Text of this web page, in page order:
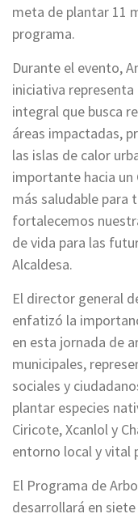
meta de plantar 11
programa.
Durante el evento,
iniciativa
integral que busca
áreas impactadas,
las islas de calor
importante hacia un
más saludable para
fortalecemos
de vida para las
Alcaldesa.
El director general
enfatizó la
en esta jornada de
municipales,
sociales y
plantar especies
Ciricote, Xcanlol y
entorno local y vital
El Programa de
desarrollará en